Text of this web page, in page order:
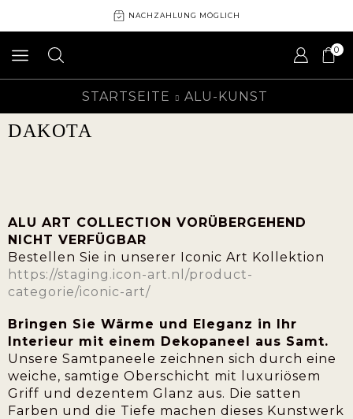
NACHZAHLUNG MÖGLICH
0
STARTSEITE ALU-KUNST
DAKOTA
ALU ART COLLECTION VORÜBERGEHEND
NICHT VERFÜGBAR
Bestellen Sie in unserer Iconic Art Kollektion
https://staging.icon-art.nl/product-
categorie/iconic-art/
Bringen Sie Wärme und Eleganz in Ihr
Interieur mit einem Dekopaneel aus Samt.
Unsere Samtpaneele zeichnen sich durch eine
weiche, samtige Oberschicht mit luxuriösem
Griff und dezentem Glanz aus. Die satten
Farben und die Tiefe machen dieses Kunstwerk